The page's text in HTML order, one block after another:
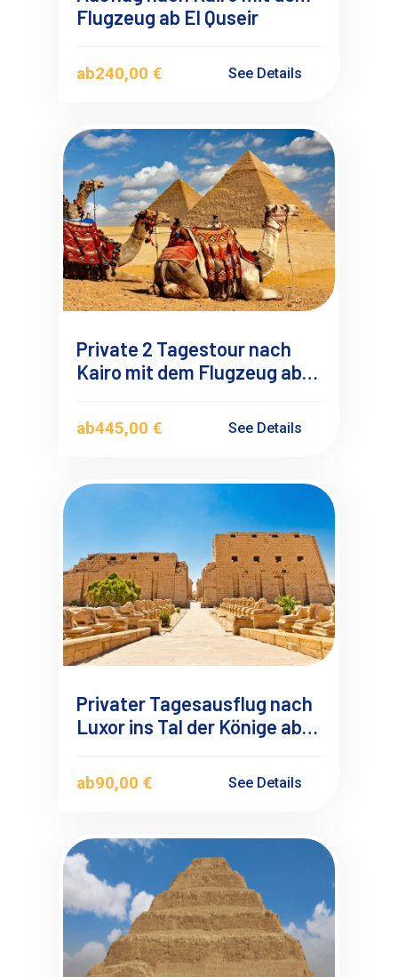
Flugzeug ab El Quseir
ab240,00 € See Details
Private 2 Tagestour nach
Kairo mit dem Flugzeug ab
ab445,00 € See Details
Privater Tagesausflug nach
Luxor ins Tal der Könige ab
ab90,00 € See Details